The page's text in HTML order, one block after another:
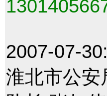
2007-07-30:
淮北市公安